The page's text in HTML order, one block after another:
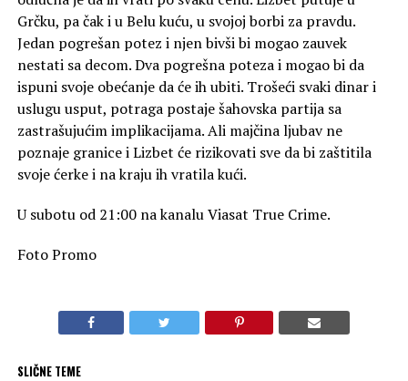
Grčku, pa čak i u Belu kuću, u svojoj borbi za pravdu.
Jedan pogrešan potez i njen bivši bi mogao zauvek
nestati sa decom. Dva pogrešna poteza i mogao bi da
ispuni svoje obećanje da će ih ubiti. Trošeći svaki dinar i
uslugu usput, potraga postaje šahovska partija sa
zastrašujućim implikacijama. Ali majčina ljubav ne
poznaje granice i Lizbet će rizikovati sve da bi zaštitila
svoje ćerke i na kraju ih vratila kući.
U subotu od 21:00 na kanalu Viasat True Crime.
Foto Promo
SLIČNE TEME